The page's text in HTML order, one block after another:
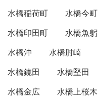
水橋稲荷町
水橋今町
水橋印田町
水橋魚躬
水橋沖
水橋肘崎
水橋鏡田
水橋堅田
水橋金広
水橋上桜木